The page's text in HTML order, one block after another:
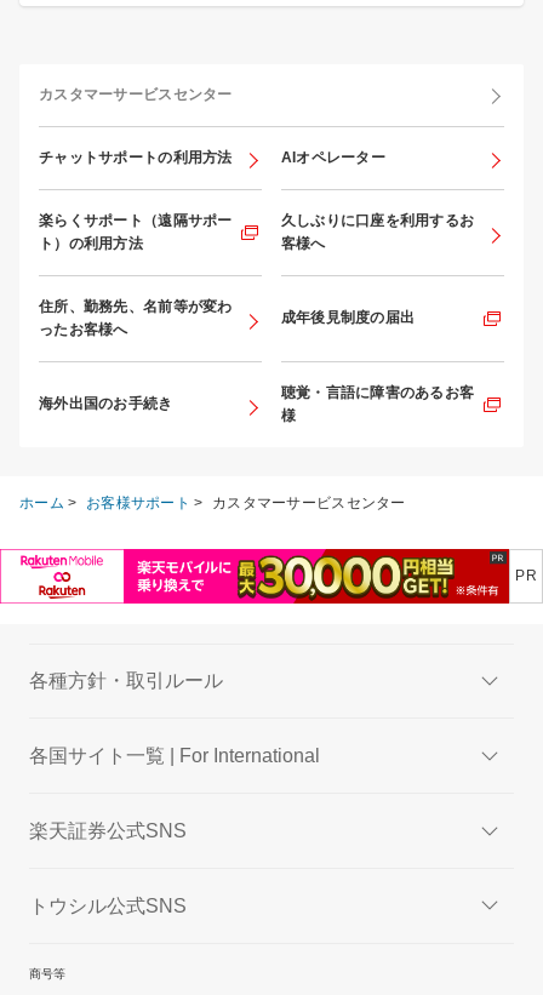
カスタマーサービスセンター
チャットサポートの利用方法 AIオペレーター
楽らくサポート（遠隔サポー
ト）の利用方法
久しぶりに口座を利用するお
客様へ
住所、勤務先、名前等が変わ
ったお客様へ
成年後見制度の届出
海外出国のお手続き
聴覚・言語に障害のあるお客
様
ホーム > お客様サポート > カスタマーサービスセンター
各種方針・取引ルール
各国サイト一覧 | For International
楽天証券公式SNS
トウシル公式SNS
商号等